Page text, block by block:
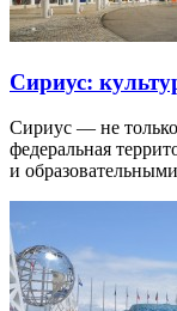
Сириус:
Сириус — не
федеральная
и